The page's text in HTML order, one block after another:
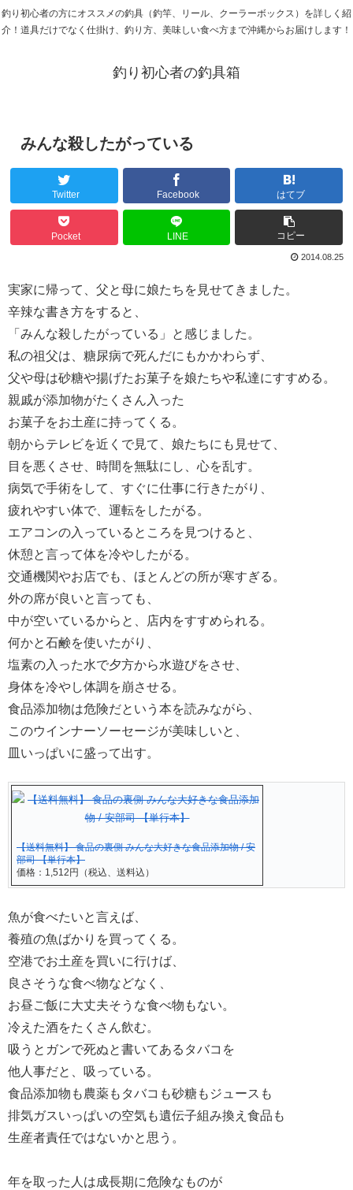
釣り初心者の方にオススメの釣具（釣竿、リール、クーラーボックス）を詳しく紹
介！道具だけでなく仕掛け、釣り方、美味しい食べ方まで沖縄からお届けします！
釣り初心者の釣具箱
みんな殺したがっている
Twitter Facebook はてブ
Pocket LINE コピー
2014.08.25
実家に帰って、父と母に娘たちを見せてきました。
辛辣な書き方をすると、
「みんな殺したがっている」と感じました。
私の祖父は、糖尿病で死んだにもかかわらず、
父や母は砂糖や揚げたお菓子を娘たちや私達にすすめる。
親戚が添加物がたくさん入った
お菓子をお土産に持ってくる。
朝からテレビを近くで見て、娘たちにも見せて、
目を悪くさせ、時間を無駄にし、心を乱す。
病気で手術をして、すぐに仕事に行きたがり、
疲れやすい体で、運転をしたがる。
エアコンの入っているところを見つけると、
休憩と言って体を冷やしたがる。
交通機関やお店でも、ほとんどの所が寒すぎる。
外の席が良いと言っても、
中が空いているからと、店内をすすめられる。
何かと石鹸を使いたがり、
塩素の入った水で夕方から水遊びをさせ、
身体を冷やし体調を崩させる。
食品添加物は危険だという本を読みながら、
このウインナーソーセージが美味しいと、
皿いっぱいに盛って出す。
【送料無料】 食品の裏側 みんな大好きな食品添加物 / 安
部司 【単行本】
価格：1,512円（税込、送料込）
魚が食べたいと言えば、
養殖の魚ばかりを買ってくる。
空港でお土産を買いに行けば、
良さそうな食べ物などなく、
お昼ご飯に大丈夫そうな食べ物もない。
冷えた酒をたくさん飲む。
吸うとガンで死ぬと書いてあるタバコを
他人事だと、吸っている。
食品添加物も農薬もタバコも砂糖もジュースも
排気ガスいっぱいの空気も遺伝子組み換え食品も
生産者責任ではないかと思う。
年を取った人は成長期に危険なものが